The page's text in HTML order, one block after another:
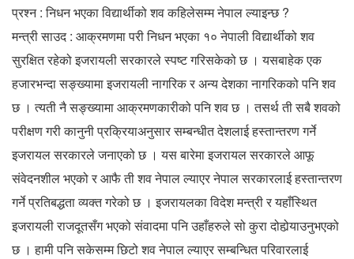
प्रश्न : निधन भएका विद्यार्थीको शव कहिलेसम्म नेपाल ल्याइन्छ ?
मन्त्री साउद : आक्रमणमा परी निधन भएका १० नेपाली विद्यार्थीको शव
सुरक्षित रहेको इजरायली सरकारले स्पष्ट गरिसकेको छ । यसबाहेक एक
हजारभन्दा सङ्ख्यामा इजरायली नागरिक र अन्य देशका नागरिकको पनि शव
छ । त्यती नै सङ्ख्यामा आक्रमणकारीको पनि शव छ । तसर्थ ती सबै शवको
परीक्षण गरी कानुनी प्रक्रियाअनुसार सम्बन्धीत देशलाई हस्तान्तरण गर्ने
इजरायल सरकारले जनाएको छ । यस बारेमा इजरायल सरकारले आफू
संवेदनशील भएको र आफै ती शव नेपाल ल्याएर नेपाल सरकारलाई हस्तान्तरण
गर्ने प्रतिबद्धता व्यक्त गरेको छ । इजरायलका विदेश मन्त्री र यहाँस्थित
इजरायली राजदूतसँग भएको संवादमा पनि उहाँहरुले सो कुरा दोहोर्‍याउनुभएको
छ । हामी पनि सकेसम्म छिटो शव नेपाल ल्याएर सम्बन्धित परिवारलाई